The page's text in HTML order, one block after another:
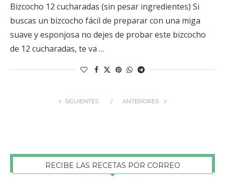
Bizcocho 12 cucharadas (sin pesar ingredientes) Si
buscas un bizcocho fácil de preparar con una miga
suave y esponjosa no dejes de probar este bizcocho
de 12 cucharadas, te va …
SIGUIENTES ANTERIORES
RECIBE LAS RECETAS POR CORREO